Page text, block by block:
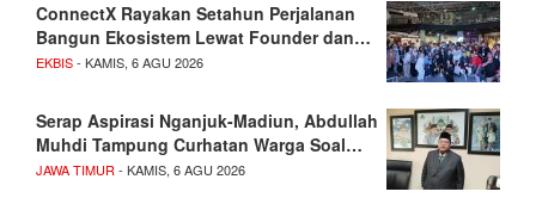
ConnectX Rayakan Setahun Perjalanan
Bangun Ekosistem Lewat Founder dan…
EKBIS- KAMIS, 6 AGU 2026
Serap Aspirasi Nganjuk-Madiun, Abdullah
Muhdi Tampung Curhatan Warga Soal…
JAWA TIMUR- KAMIS, 6 AGU 2026